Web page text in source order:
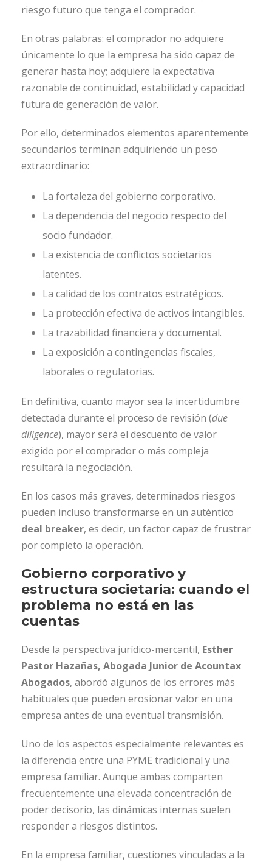
riesgo futuro que tenga el comprador.
En otras palabras: el comprador no adquiere
únicamente lo que la empresa ha sido capaz de
generar hasta hoy; adquiere la expectativa
razonable de continuidad, estabilidad y capacidad
futura de generación de valor.
Por ello, determinados elementos aparentemente
secundarios terminan adquiriendo un peso
extraordinario:
La fortaleza del gobierno corporativo.
La dependencia del negocio respecto del
socio fundador.
La existencia de conflictos societarios
latentes.
La calidad de los contratos estratégicos.
La protección efectiva de activos intangibles.
La trazabilidad financiera y documental.
La exposición a contingencias fiscales,
laborales o regulatorias.
En definitiva, cuanto mayor sea la incertidumbre
detectada durante el proceso de revisión (due
diligence), mayor será el descuento de valor
exigido por el comprador o más compleja
resultará la negociación.
En los casos más graves, determinados riesgos
pueden incluso transformarse en un auténtico
deal breaker, es decir, un factor capaz de frustrar
por completo la operación.
Gobierno corporativo y
estructura societaria: cuando el
problema no está en las
cuentas
Desde la perspectiva jurídico-mercantil, Esther
Pastor Hazañas, Abogada Junior de Acountax
Abogados, abordó algunos de los errores más
habituales que pueden erosionar valor en una
empresa antes de una eventual transmisión.
Uno de los aspectos especialmente relevantes es
la diferencia entre una PYME tradicional y una
empresa familiar. Aunque ambas comparten
frecuentemente una elevada concentración de
poder decisorio, las dinámicas internas suelen
responder a riesgos distintos.
En la empresa familiar, cuestiones vinculadas a la